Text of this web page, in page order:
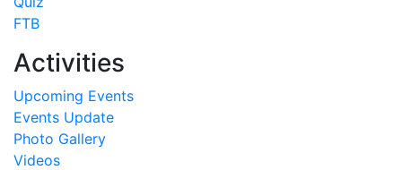
FTB
Activities
Upcoming Events
Events Update
Photo Gallery
Videos